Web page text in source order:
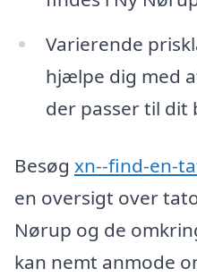
Varierende
hjælpe dig med
der passer til dit
Besøg xn--find-en-
en oversigt over
Nørup og de
kan nemt anmode